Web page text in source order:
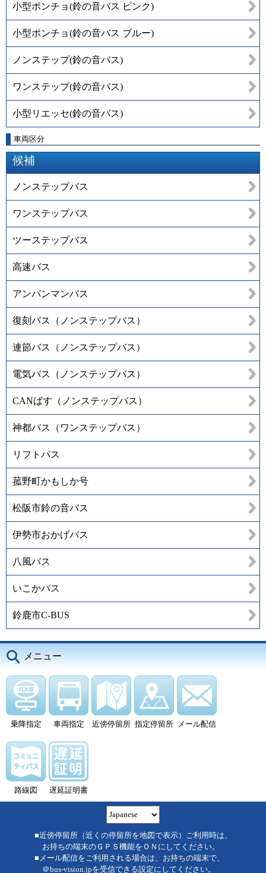
小型ポンチョ(鈴の音バス ピンク)
小型ポンチョ(鈴の音バス ブルー)
ノンステップ(鈴の音バス)
ワンステップ(鈴の音バス)
小型リエッセ(鈴の音バス)
車両区分
候補
ノンステップバス
ワンステップバス
ツーステップバス
高速バス
アンパンマンバス
復刻バス（ノンステップバス）
連節バス（ノンステップバス）
電気バス（ノンステップバス）
CANばす（ノンステップバス）
神都バス（ワンステップバス）
リフトバス
菰野町かもしか号
松阪市鈴の音バス
伊勢市おかげバス
八風バス
いこかバス
鈴鹿市C-BUS
メニュー
乗降指定 車両指定 近傍停留所 指定停留所 メール配信
路線図 遅延証明書
■近傍停留所（近くの停留所を地図で表示）ご利用時は、
お持ちの端末のＧＰＳ機能をＯＮにしてください。
■メール配信をご利用される場合は、お持ちの端末で、
＠bus-vision.jpを受信できる設定にしてください。